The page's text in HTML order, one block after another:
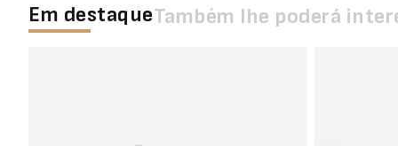
Em destaqueTambém lhe poderá